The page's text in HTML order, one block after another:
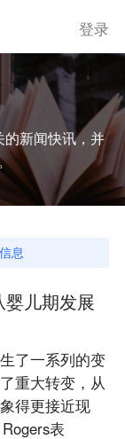
登录
的新闻快讯，并
息
儿期发展
了一系列的变
重大转变，从
得更接近现
表